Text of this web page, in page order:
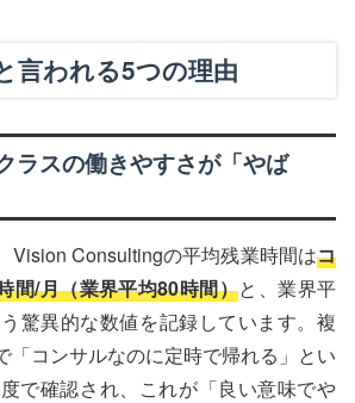
言われる5つの理由
ラスの働きやすさが「やば
Vision Consultingの平均残業時間はコ
間/月（業界平均80時間）と、業界平
驚異的な数値を記録しています。複
「コンサルなのに定時で帰れる」とい
で確認され、これが「良い意味でや